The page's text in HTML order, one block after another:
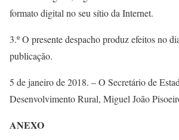
formato digital no seu sítio da Internet.
3.º O presente despacho produz efeitos no
publicação.
5 de janeiro de 2018. – O Secretário de
Desenvolvimento Rural, Miguel João
ANEXO